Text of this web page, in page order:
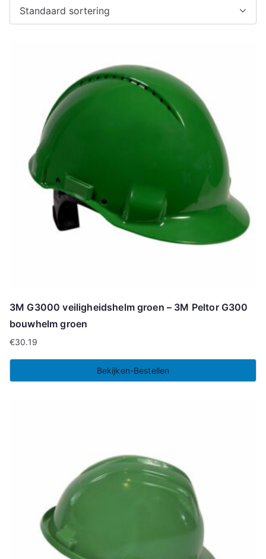
3M G3000 veiligheidshelm groen – 3M Peltor G300
bouwhelm groen
€30.19
Bekijken-Bestellen